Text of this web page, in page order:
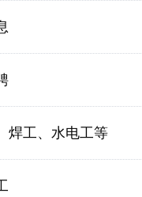
焊工、水电工等